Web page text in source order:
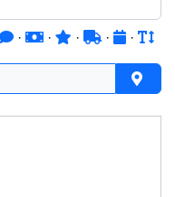
· · · · ·